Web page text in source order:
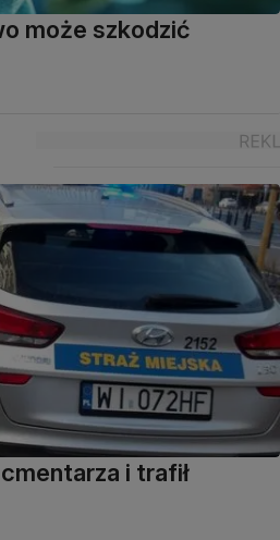
może szkodzić
i trafił